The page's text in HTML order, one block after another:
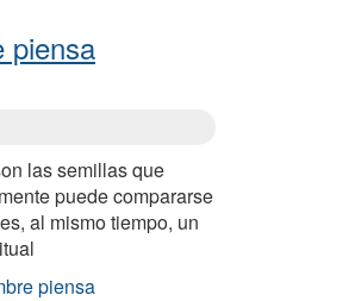
piensa
las semillas que
puede compararse
al mismo tiempo, un
piensa